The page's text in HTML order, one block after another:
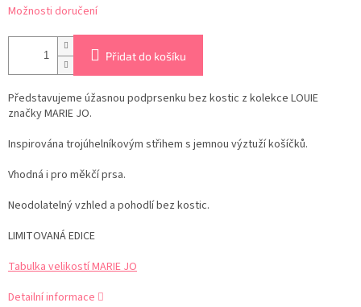
Možnosti doručení
Přidat do košíku
Představujeme úžasnou podprsenku bez kostic z kolekce LOUIE
značky MARIE JO.
Inspirována trojúhelníkovým střihem s jemnou výztuží košíčků.
Vhodná i pro měkčí prsa.
Neodolatelný vzhled a pohodlí bez kostic.
LIMITOVANÁ EDICE
Tabulka velikostí MARIE JO
Detailní informace